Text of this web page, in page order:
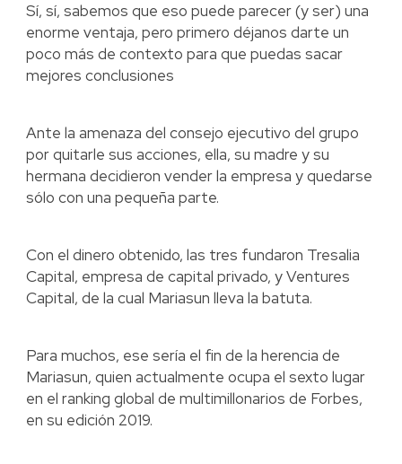
Sí, sí, sabemos que eso puede parecer (y ser) una
enorme ventaja, pero primero déjanos darte un
poco más de contexto para que puedas sacar
mejores conclusiones
Ante la amenaza del consejo ejecutivo del grupo
por quitarle sus acciones, ella, su madre y su
hermana decidieron vender la empresa y quedarse
sólo con una pequeña parte.
Con el dinero obtenido, las tres fundaron Tresalia
Capital, empresa de capital privado, y Ventures
Capital, de la cual Mariasun lleva la batuta.
Para muchos, ese sería el fin de la herencia de
Mariasun, quien actualmente ocupa el sexto lugar
en el ranking global de multimillonarios de Forbes,
en su edición 2019.